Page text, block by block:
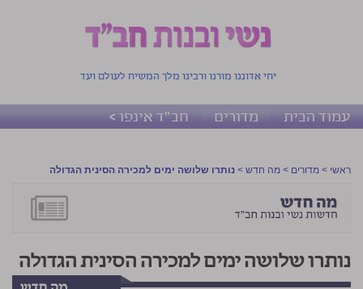
יחי אדוננו מורנו ורבינו מלך המשיח לעולם ועד
עמוד הבית מדורים חב"ד אינפו >
ראשי > מדורים > מה חדש > נותרו שלושה ימים למכירה הסינית הגדולה
נותרו שלושה ימים למכירה הסינית הגדולה